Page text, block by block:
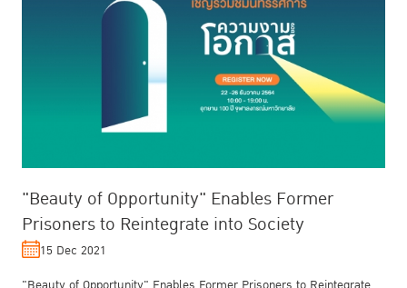
"Beauty of Opportunity" Enables Former
Prisoners to Reintegrate into Society
15 Dec 2021